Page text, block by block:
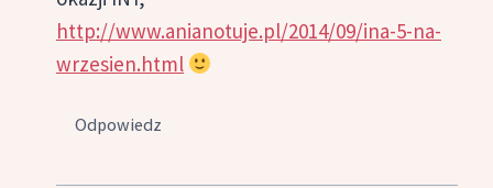
http://www.anianotuje.pl/2014/09/ina-5-na-
wrzesien.html
Odpowiedz